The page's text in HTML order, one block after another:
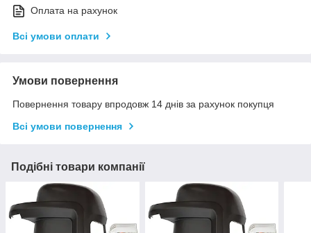
Оплата на рахунок
Всі умови оплати
Умови повернення
Повернення товару впродовж 14 днів за рахунок покупця
Всі умови повернення
Подібні товари компанії